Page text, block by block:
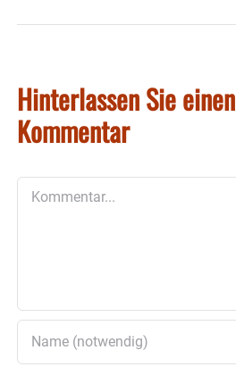
Hinterlassen Sie einen
Kommentar